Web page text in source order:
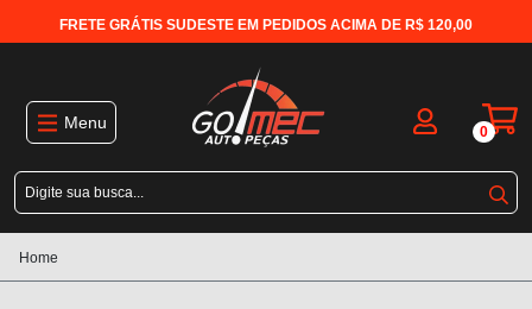
FRETE GRÁTIS SUDESTE EM PEDIDOS ACIMA DE R$ 120,00
Menu 0
Home